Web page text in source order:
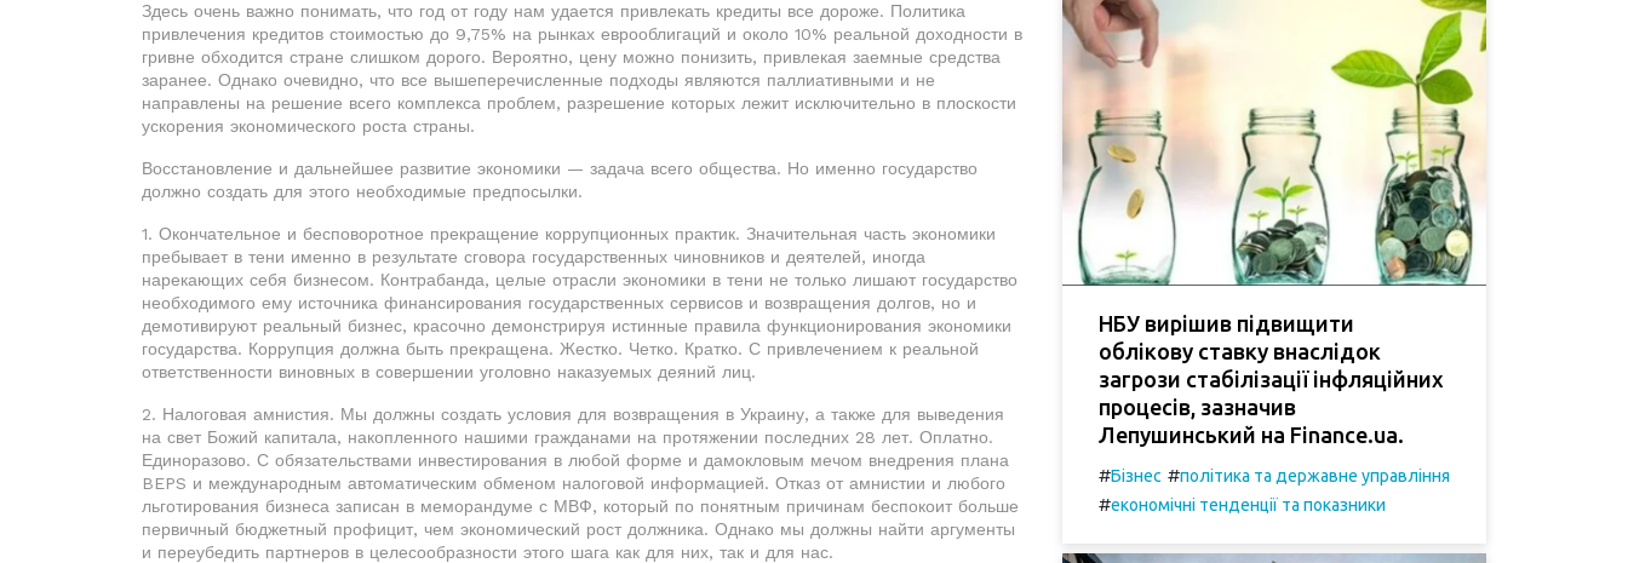
Здесь очень важно понимать, что год от году нам удается привлекать кредиты все дороже. Политика
привлечения кредитов стоимостью до 9,75% на рынках еврооблигаций и около 10% реальной доходности в
гривне обходится стране слишком дорого. Вероятно, цену можно понизить, привлекая заемные средства
заранее. Однако очевидно, что все вышеперечисленные подходы являются паллиативными и не
направлены на решение всего комплекса проблем, разрешение которых лежит исключительно в плоскости
ускорения экономического роста страны.
Восстановление и дальнейшее развитие экономики — задача всего общества. Но именно государство
должно создать для этого необходимые предпосылки.
1. Окончательное и бесповоротное прекращение коррупционных практик. Значительная часть экономики
пребывает в тени именно в результате сговора государственных чиновников и деятелей, иногда
нарекающих себя бизнесом. Контрабанда, целые отрасли экономики в тени не только лишают государство
необходимого ему источника финансирования государственных сервисов и возвращения долгов, но и
демотивируют реальный бизнес, красочно демонстрируя истинные правила функционирования экономики
государства. Коррупция должна быть прекращена. Жестко. Четко. Кратко. С привлечением к реальной
ответственности виновных в совершении уголовно наказуемых деяний лиц.
2. Налоговая амнистия. Мы должны создать условия для возвращения в Украину, а также для выведения
на свет Божий капитала, накопленного нашими гражданами на протяжении последних 28 лет. Оплатно.
Единоразово. С обязательствами инвестирования в любой форме и дамокловым мечом внедрения плана
BEPS и международным автоматическим обменом налоговой информацией. Отказ от амнистии и любого
льготирования бизнеса записан в меморандуме с МВФ, который по понятным причинам беспокоит больше
первичный бюджетный профицит, чем экономический рост должника. Однако мы должны найти аргументы
и переубедить партнеров в целесообразности этого шага как для них, так и для нас.
НБУ вирішив підвищити
облікову ставку внаслідок
загрози стабілізації інфляційних
процесів, зазначив
Лепушинський на Finance.ua.
#Бізнес #політика та державне управління
#економічні тенденції та показники